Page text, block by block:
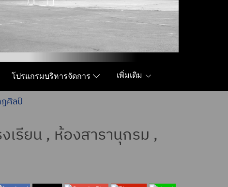
โปรแกรมบริหารจัดการ เพิ่มเติม
ศิลป์
เรียน , ห้องสารานุกรม ,